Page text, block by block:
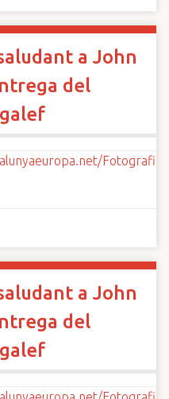
a John
del
a John
del